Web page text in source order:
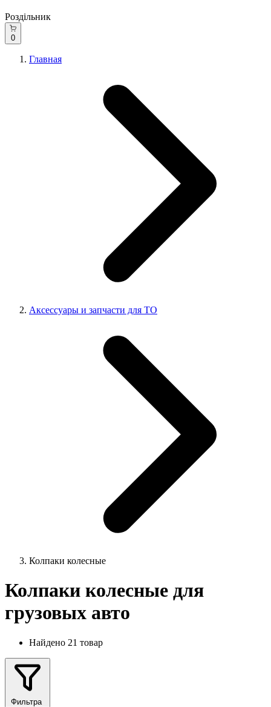
Роздільник
0
Главная
Аксессуары и запчасти для ТО
Колпаки колесные
Колпаки колесные для
грузовых авто
Найдено 21 товар
Фильтра